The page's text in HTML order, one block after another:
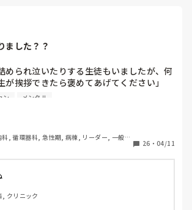
ました？？
められ泣いたりする生徒もいましたが、何
が挨拶できたら褒めてあげてください」
導者から言われたとの話がありました。
りたく投稿させていただきました。
ン メンタル
科, 循環器科, 急性期, 病棟, リーダー, 一般病
26 ・ 04/11
, クリニック